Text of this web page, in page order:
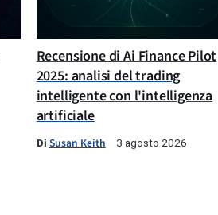
Recensione di Ai Finance Pilot
2025: analisi del trading
intelligente con l'intelligenza
artificiale
Di Susan Keith 3 agosto 2026